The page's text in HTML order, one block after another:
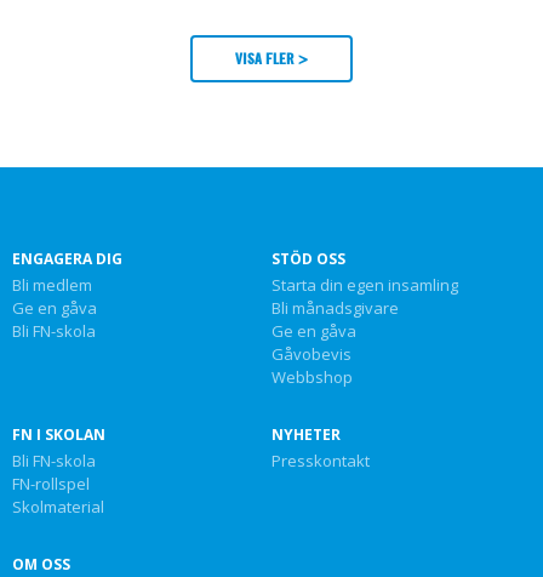
VISA FLER >
ENGAGERA DIG
Bli medlem
Ge en gåva
Bli FN-skola
STÖD OSS
Starta din egen insamling
Bli månadsgivare
Ge en gåva
Gåvobevis
Webbshop
FN I SKOLAN
Bli FN-skola
FN-rollspel
Skolmaterial
NYHETER
Presskontakt
OM OSS